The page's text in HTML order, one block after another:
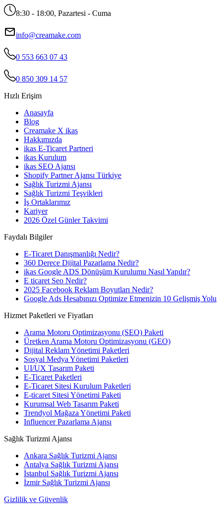
8:30 - 18:00, Pazartesi - Cuma
info@creamake.com
0 553 663 07 43
0 850 309 14 57
Hızlı Erişim
Anasayfa
Blog
Creamake X ikas
Hakkımızda
ikas E-Ticaret Partneri
ikas Kurulum
ikas SEO Ajansı
Shopify Partner Ajansı Türkiye
Sağlık Turizmi Ajansı
Sağlık Turizmi Teşvikleri
İş Ortaklarımız
Kariyer
2026 Özel Günler Takvimi
Faydalı Bilgiler
E-Ticaret Danışmanlığı Nedir?
360 Derece Dijital Pazarlama Nedir?
ikas Google ADS Dönüşüm Kurulumu Nasıl Yapılır?
E ticaret Seo Nedir?
2025 Facebook Reklam Boyutları Nedir?
Google Ads Hesabınızı Optimize Etmenizin 10 Gelişmiş Yolu
Hizmet Paketleri ve Fiyatları
Arama Motoru Optimizasyonu (SEO) Paketi
Üretken Arama Motoru Optimizasyonu (GEO)
Dijital Reklam Yönetimi Paketleri
Sosyal Medya Yönetimi Paketleri
UI/UX Tasarım Paketi
E-Ticaret Paketleri
E-Ticaret Sitesi Kurulum Paketleri
E-ticaret Sitesi Yönetimi Paketi
Kurumsal Web Tasarım Paketi
Trendyol Mağaza Yönetimi Paketi
Influencer Pazarlama Ajansı
Sağlık Turizmi Ajansı
Ankara Sağlık Turizmi Ajansı
Antalya Sağlık Turizmi Ajansı
İstanbul Sağlık Turizmi Ajansı
İzmir Sağlık Turizmi Ajansı
Gizlilik ve Güvenlik